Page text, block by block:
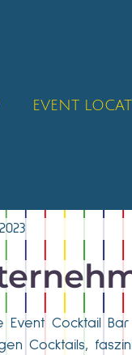
EVENT
Cocktail
Cocktails,